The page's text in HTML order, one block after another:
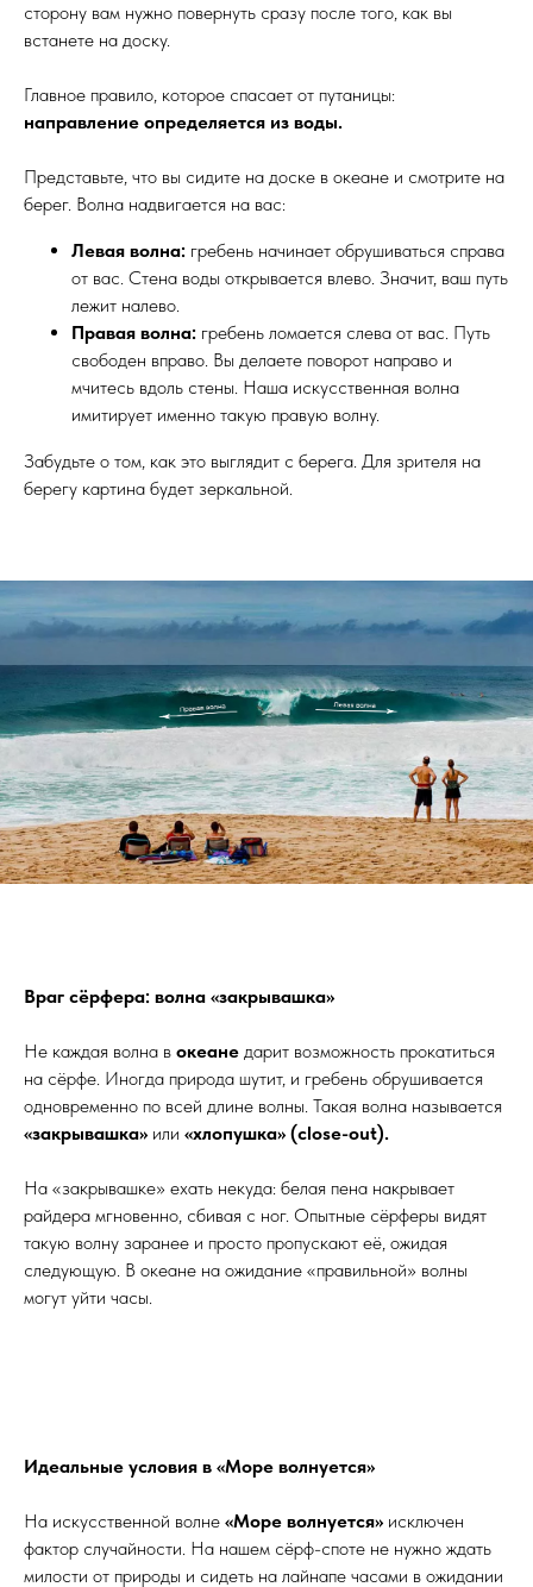
сторону вам нужно повернуть сразу после того, как вы
встанете на доску.
Главное правило, которое спасает от путаницы:
направление определяется из воды.
Представьте, что вы сидите на доске в океане и смотрите на
берег. Волна надвигается на вас:
Левая волна: гребень начинает обрушиваться справа
от вас. Стена воды открывается влево. Значит, ваш путь
лежит налево.
Правая волна: гребень ломается слева от вас. Путь
свободен вправо. Вы делаете поворот направо и
мчитесь вдоль стены. Наша искусственная волна
имитирует именно такую правую волну.
Забудьте о том, как это выглядит с берега. Для зрителя на
берегу картина будет зеркальной.
Враг сёрфера: волна «закрывашка»
Не каждая волна в океане дарит возможность прокатиться
на сёрфе. Иногда природа шутит, и гребень обрушивается
одновременно по всей длине волны. Такая волна называется
«закрывашка» или «хлопушка» (close-out).
На «закрывашке» ехать некуда: белая пена накрывает
райдера мгновенно, сбивая с ног. Опытные сёрферы видят
такую волну заранее и просто пропускают её, ожидая
следующую. В океане на ожидание «правильной» волны
могут уйти часы.
Идеальные условия в «Море волнуется»
На искусственной волне «Море волнуется» исключен
фактор случайности. На нашем сёрф-споте не нужно ждать
милости от природы и сидеть на лайнапе часами в ожидании